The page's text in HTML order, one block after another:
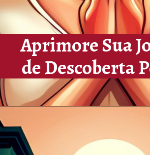
Aprimore Sua
de Descoberta